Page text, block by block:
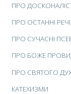
ПРО
ПРО ОСТАННІ РЕЧІ
ПРО СУЧАСНІ
ПРО БОЖЕ
ПРО СВЯТОГО
КАТЕХИЗМИ